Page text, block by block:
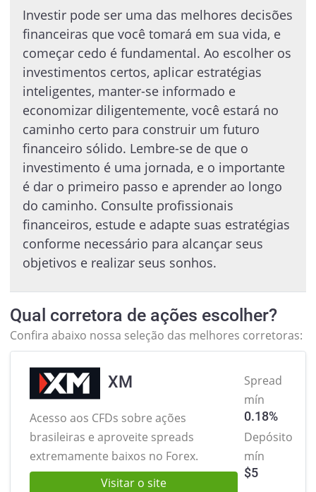
Investir pode ser uma das melhores decisões
financeiras que você tomará em sua vida, e
começar cedo é fundamental. Ao escolher os
investimentos certos, aplicar estratégias
inteligentes, manter-se informado e
economizar diligentemente, você estará no
caminho certo para construir um futuro
financeiro sólido. Lembre-se de que o
investimento é uma jornada, e o importante
é dar o primeiro passo e aprender ao longo
do caminho. Consulte profissionais
financeiros, estude e adapte suas estratégias
conforme necessário para alcançar seus
objetivos e realizar seus sonhos.
Qual corretora de ações escolher?
Confira abaixo nossa seleção das melhores corretoras:
XM
Acesso aos CFDs sobre ações
brasileiras e aproveite spreads
extremamente baixos no Forex.
Visitar o site
Spread
mín
0.18%
Depósito
mín
$5